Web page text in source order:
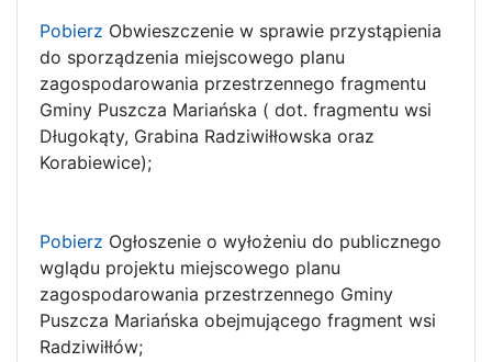
Pobierz Obwieszczenie w sprawie przystąpienia
do sporządzenia miejscowego planu
zagospodarowania przestrzennego fragmentu
Gminy Puszcza Mariańska ( dot. fragmentu wsi
Długokąty, Grabina Radziwiłłowska oraz
Korabiewice);
Pobierz Ogłoszenie o wyłożeniu do publicznego
wglądu projektu miejscowego planu
zagospodarowania przestrzennego Gminy
Puszcza Mariańska obejmującego fragment wsi
Radziwiłłów;